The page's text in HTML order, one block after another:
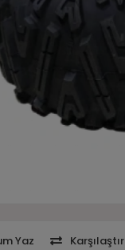
Yaz Karşılaştır